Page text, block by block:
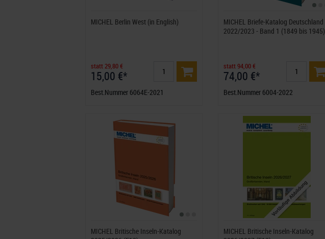
MICHEL Berlin West (in English)
statt 29,80 €
15,00 €*
Best.Nummer 6064E-2021
MICHEL Briefe-Katalog Deutschland
2022/2023 - Band 1 (1849 bis 1945)
statt 94,00 €
74,00 €*
Best.Nummer 6004-2022
MICHEL Britische Inseln-Katalog
MICHEL Britische Inseln-Katalog